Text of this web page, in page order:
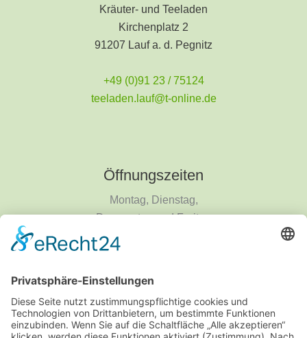
Kräuter- und Teeladen
Kirchenplatz 2
91207 Lauf a. d. Pegnitz
+49 (0)91 23 / 75124
teeladen.lauf@t-online.de
Öffnungszeiten
Montag, Dienstag,
Donnerstag und Freitag
9 - 14 Uhr